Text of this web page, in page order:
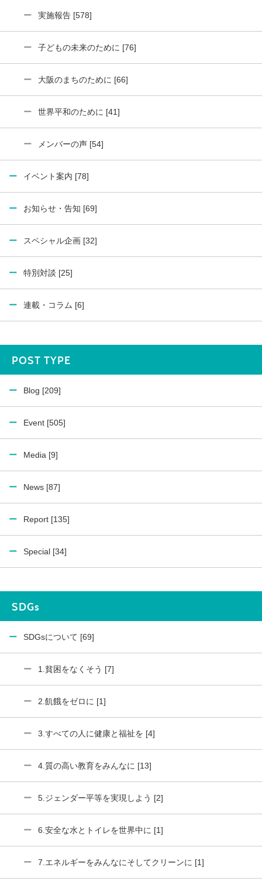
実施報告 [578]
子どもの未来のために [76]
大阪のまちのために [66]
世界平和のために [41]
メンバーの声 [54]
イベント案内 [78]
お知らせ・告知 [69]
スペシャル企画 [32]
特別対談 [25]
連載・コラム [6]
POST TYPE
Blog [209]
Event [505]
Media [9]
News [87]
Report [135]
Special [34]
SDGs
SDGsについて [69]
1.貧困をなくそう [7]
2.飢餓をゼロに [1]
3.すべての人に健康と福祉を [4]
4.質の高い教育をみんなに [13]
5.ジェンダー平等を実現しよう [2]
6.安全な水とトイレを世界中に [1]
7.エネルギーをみんなにそしてクリーンに [1]